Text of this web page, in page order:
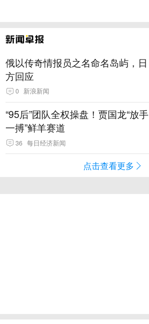
俄以传奇情报员之名命名岛屿，日
方回应
0 新浪新闻
“95后”团队全权操盘！贾国龙“放手
一搏”鲜羊赛道
36 每日经济新闻
点击查看更多